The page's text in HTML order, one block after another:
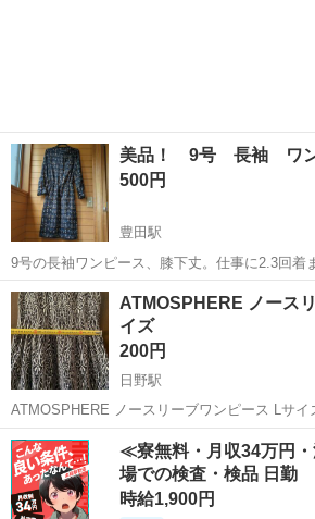
美品！ 9号 長袖 ワ
500円
豊田駅
9号の長袖ワンピース、膝下丈。仕事に2.3回着
り、サイズアウトしたので出します。ポリエス
裏地つき。お出かけ、仕事にいかがでしょうか
し希望。
東京 日野市
ATMOSPHERE ノース
イズ
200円
日野駅
ATMOSPHERE ノースリーブワンピース Lサイズです。 モノトーンの
エレガントなデザインです。 デザインが素敵で何度か着ました。 多少
東京 日野市 日野駅 ワンピース
≪寮無料・月収34万円
場での検査・検品 日勤
時給1,900円